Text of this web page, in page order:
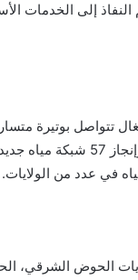
النفاذ إلى الخدمات
تتواصل بوتيرة
الستة الماضية، من تجهيز
في عدد من الولايات.
الحوض الشرقي،